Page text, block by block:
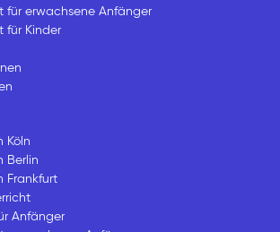
für erwachsene Anfänger
für Kinder
Köln
Berlin
Frankfurt
Anfänger